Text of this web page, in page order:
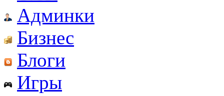
Админки
Бизнес
Блоги
Игры